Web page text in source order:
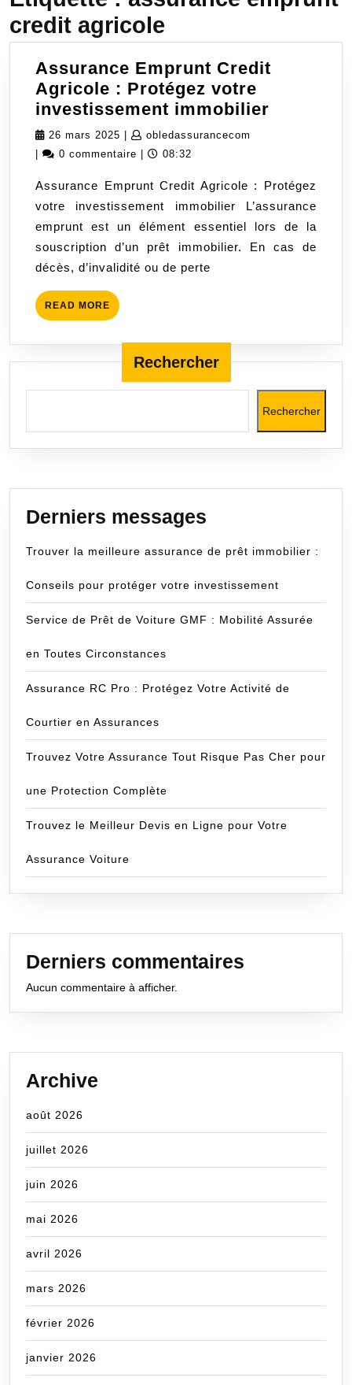
credit agricole
Assurance Emprunt Credit
Agricole : Protégez votre
investissement immobilier
:
Protégez
votre
26 mars 2025 26
mars
obledassurancecom
0 commentaire 08:32
Assurance Emprunt Credit Agricole : Protégez
votre investissement immobilier L’assurance
emprunt est un élément essentiel lors de la
souscription d’un prêt immobilier. En cas de
décès, d’invalidité ou de perte
READ MORE READ
MORE
Rechercher
Rechercher
Derniers messages
Trouver la meilleure assurance de prêt immobilier :
Conseils pour protéger votre investissement
Service de Prêt de Voiture GMF : Mobilité Assurée
en Toutes Circonstances
Assurance RC Pro : Protégez Votre Activité de
Courtier en Assurances
Trouvez Votre Assurance Tout Risque Pas Cher pour
une Protection Complète
Trouvez le Meilleur Devis en Ligne pour Votre
Assurance Voiture
Derniers commentaires
Aucun commentaire à afficher.
Archive
août 2026
juillet 2026
juin 2026
mai 2026
avril 2026
mars 2026
février 2026
janvier 2026